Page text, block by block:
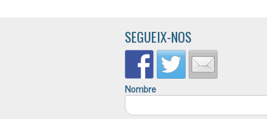
SEGUEIX-NOS
Nombre